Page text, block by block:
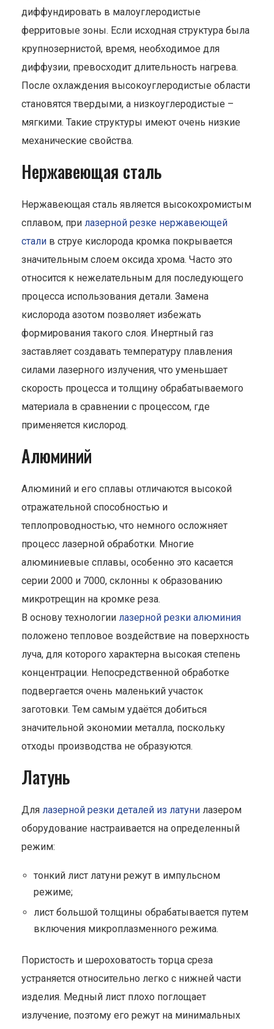
диффундировать в малоуглеродистые
ферритовые зоны. Если исходная структура была
крупнозернистой, время, необходимое для
диффузии, превосходит длительность нагрева.
После охлаждения высокоуглеродистые области
становятся твердыми, а низкоуглеродистые –
мягкими. Такие структуры имеют очень низкие
механические свойства.
Нержавеющая сталь
Нержавеющая сталь является высокохромистым
сплавом, при лазерной резке нержавеющей
стали в струе кислорода кромка покрывается
значительным слоем оксида хрома. Часто это
относится к нежелательным для последующего
процесса использования детали. Замена
кислорода азотом позволяет избежать
формирования такого слоя. Инертный газ
заставляет создавать температуру плавления
силами лазерного излучения, что уменьшает
скорость процесса и толщину обрабатываемого
материала в сравнении с процессом, где
применяется кислород.
Алюминий
Алюминий и его сплавы отличаются высокой
отражательной способностью и
теплопроводностью, что немного осложняет
процесс лазерной обработки. Многие
алюминиевые сплавы, особенно это касается
серии 2000 и 7000, склонны к образованию
микротрещин на кромке реза.
В основу технологии лазерной резки алюминия
положено тепловое воздействие на поверхность
луча, для которого характерна высокая степень
концентрации. Непосредственной обработке
подвергается очень маленький участок
заготовки. Тем самым удаётся добиться
значительной экономии металла, поскольку
отходы производства не образуются.
Латунь
Для лазерной резки деталей из латуни лазером
оборудование настраивается на определенный
режим:
тонкий лист латуни режут в импульсном
режиме;
лист большой толщины обрабатывается путем
включения микроплазменного режима.
Пористость и шероховатость торца среза
устраняется относительно легко с нижней части
изделия. Медный лист плохо поглощает
излучение, поэтому его режут на минимальных